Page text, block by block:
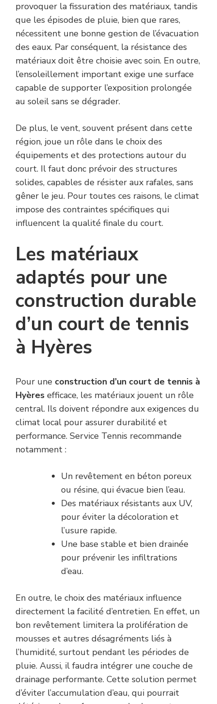
provoquer la fissuration des matériaux, tandis
que les épisodes de pluie, bien que rares,
nécessitent une bonne gestion de l’évacuation
des eaux. Par conséquent, la résistance des
matériaux doit être choisie avec soin. En outre,
l’ensoleillement important exige une surface
capable de supporter l’exposition prolongée
au soleil sans se dégrader.
De plus, le vent, souvent présent dans cette
région, joue un rôle dans le choix des
équipements et des protections autour du
court. Il faut donc prévoir des structures
solides, capables de résister aux rafales, sans
gêner le jeu. Pour toutes ces raisons, le climat
impose des contraintes spécifiques qui
influencent la qualité finale du court.
Les matériaux
adaptés pour une
construction durable
d’un court de tennis
à Hyères
Pour une construction d’un court de tennis à
Hyères efficace, les matériaux jouent un rôle
central. Ils doivent répondre aux exigences du
climat local pour assurer durabilité et
performance. Service Tennis recommande
notamment :
Un revêtement en béton poreux
ou résine, qui évacue bien l’eau.
Des matériaux résistants aux UV,
pour éviter la décoloration et
l’usure rapide.
Une base stable et bien drainée
pour prévenir les infiltrations
d’eau.
En outre, le choix des matériaux influence
directement la facilité d’entretien. En effet, un
bon revêtement limitera la prolifération de
mousses et autres désagréments liés à
l’humidité, surtout pendant les périodes de
pluie. Aussi, il faudra intégrer une couche de
drainage performante. Cette solution permet
d’éviter l’accumulation d’eau, qui pourrait